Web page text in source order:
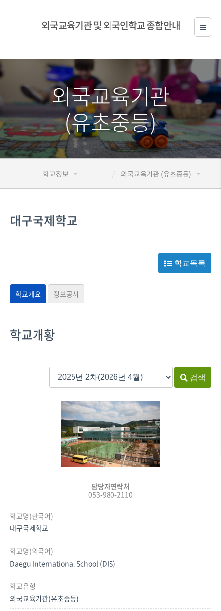
외국교육기관 및 외국인학교 종합안내
외국교육기관
(유초중등)
학교정보 외국교육기관 (유초중등)
대구국제학교
학교목록
학교개요 정보공시
학교개황
검색
담당자연락처
053-980-2110
학교명(한국어)
대구국제학교
학교명(외국어)
Daegu International School (DIS)
학교유형
외국교육기관(유초중등)